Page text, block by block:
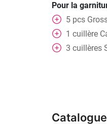
Pour la
5 pcs
1 cuillère
3 cuillères